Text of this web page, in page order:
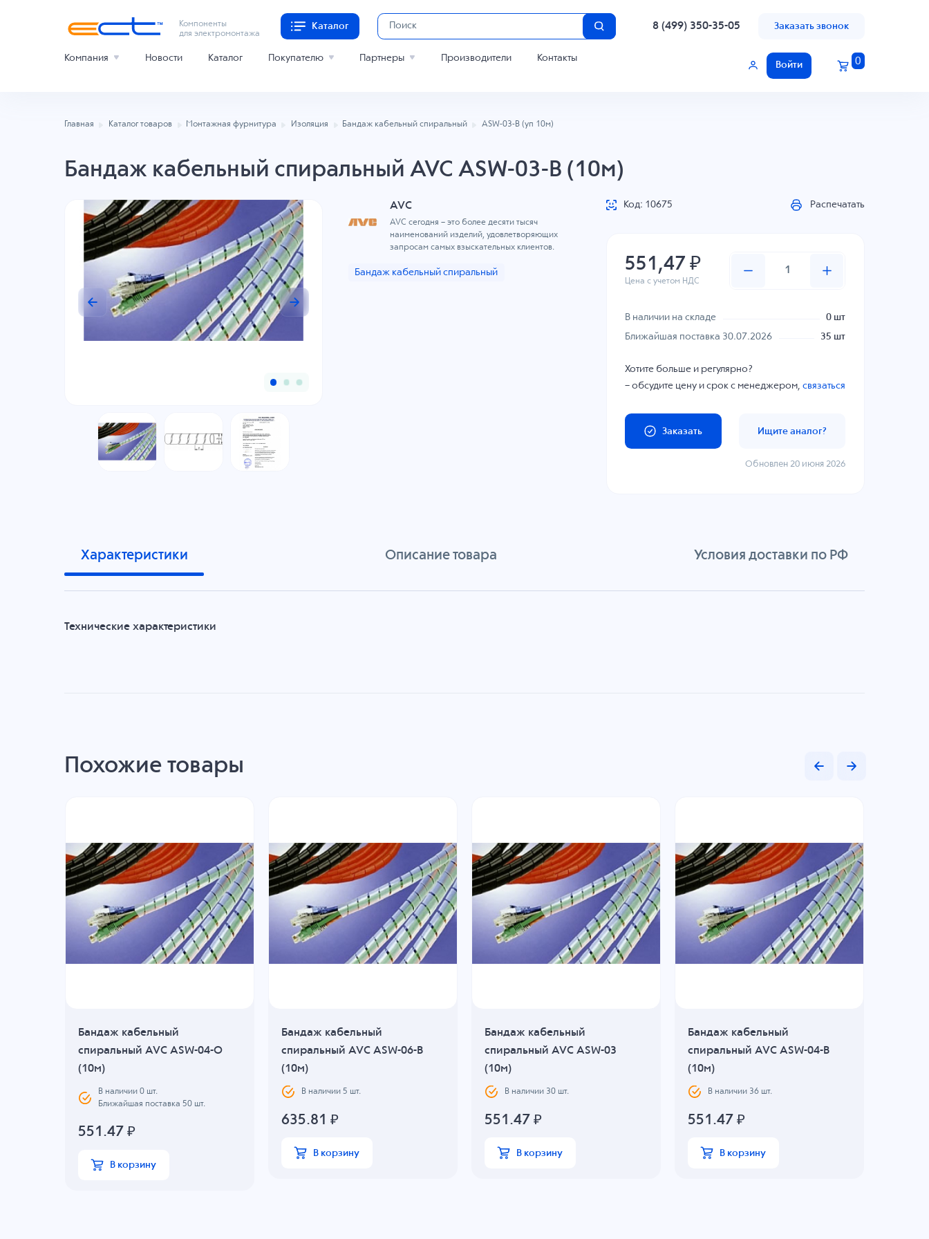
Компоненты
для электромонтажа
Каталог 8 (499) 350-35-05 Заказать звонок
Компания Новости Каталог Покупателю Партнеры Производители Контакты
Войти 0
Главная Каталог товаров Монтажная фурнитура Изоляция Бандаж кабельный спиральный ASW-03-B (уп 10м)
Бандаж кабельный спиральный AVC ASW-03-B (10м)
AVC
AVC сегодня – это более десяти тысяч
наименований изделий, удовлетворяющих
запросам самых взыскательных клиентов.
Бандаж кабельный спиральный
Код: 10675 Распечатать
551,47 ₽
Цена с учетом НДС
В наличии на складе
0 шт
Ближайшая поставка 30.07.2026
35 шт
Хотите больше и регулярно?
– обсудите цену и срок с менеджером,связаться
Заказать Ищите аналог?
Обновлен 20 июня 2026
Характеристики Описание товара Условия доставки по РФ
Технические характеристики
Похожие товары
Бандаж кабельный
спиральный AVC ASW-04-O
(10м)
В наличии 0шт.
Ближайшая поставка 50 шт.
551.47 ₽
В корзину
Бандаж кабельный
спиральный AVC ASW-06-B
(10м)
В наличии 5 шт.
635.81 ₽
В корзину
Бандаж кабельный
спиральный AVC ASW-03
(10м)
В наличии 30шт.
551.47 ₽
В корзину
Бандаж кабельный
спиральный AVC ASW-04-B
(10м)
В наличии 36шт.
551.47 ₽
В корзину